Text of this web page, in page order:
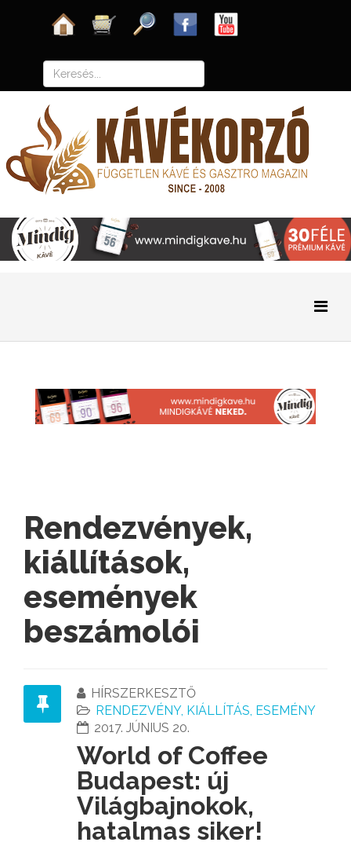
Rendezvények,
kiállítások,
események
beszámolói
HÍRSZERKESZTŐ
RENDEZVÉNY, KIÁLLÍTÁS, ESEMÉNY
2017. JÚNIUS 20.
World of Coffee
Budapest: új
Világbajnokok,
hatalmas siker!